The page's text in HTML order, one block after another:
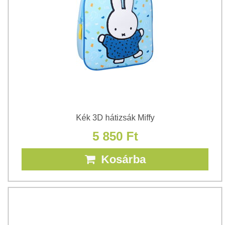
Kék 3D hátizsák Miffy
5 850 Ft
Kosárba